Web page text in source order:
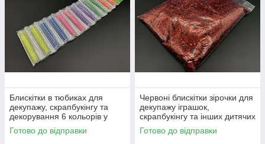
Блискітки в тюбиках для
декупажу, скрапбукінгу та
декорування 6 кольорів у
наборі 12 баночок
Готово до відправки
Червоні блискітки зірочки для
декупажу іграшок,
скрапбукінгу та інших дитячих
виробів 1кг в упаковці
Готово до відправки